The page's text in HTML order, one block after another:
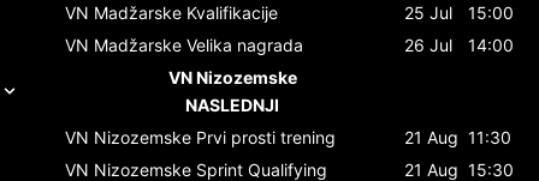
VN Madžarske Kvalifikacije 25 Jul
15:00
VN Madžarske Velika nagrada 26 Jul
14:00
VN Nizozemske
NASLEDNJI
VN Nizozemske Prvi prosti trening 21 Aug 11:30
VN Nizozemske Sprint Qualifying 21 Aug 15:30